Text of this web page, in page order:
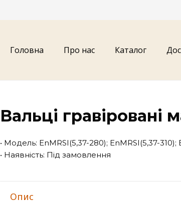
Головна Про нас Каталог
Вальці гравіровані
• Модель: EnMRSI(5,37-280); EnMRSI(5,37-
• Наявність: Під замовлення
Опис